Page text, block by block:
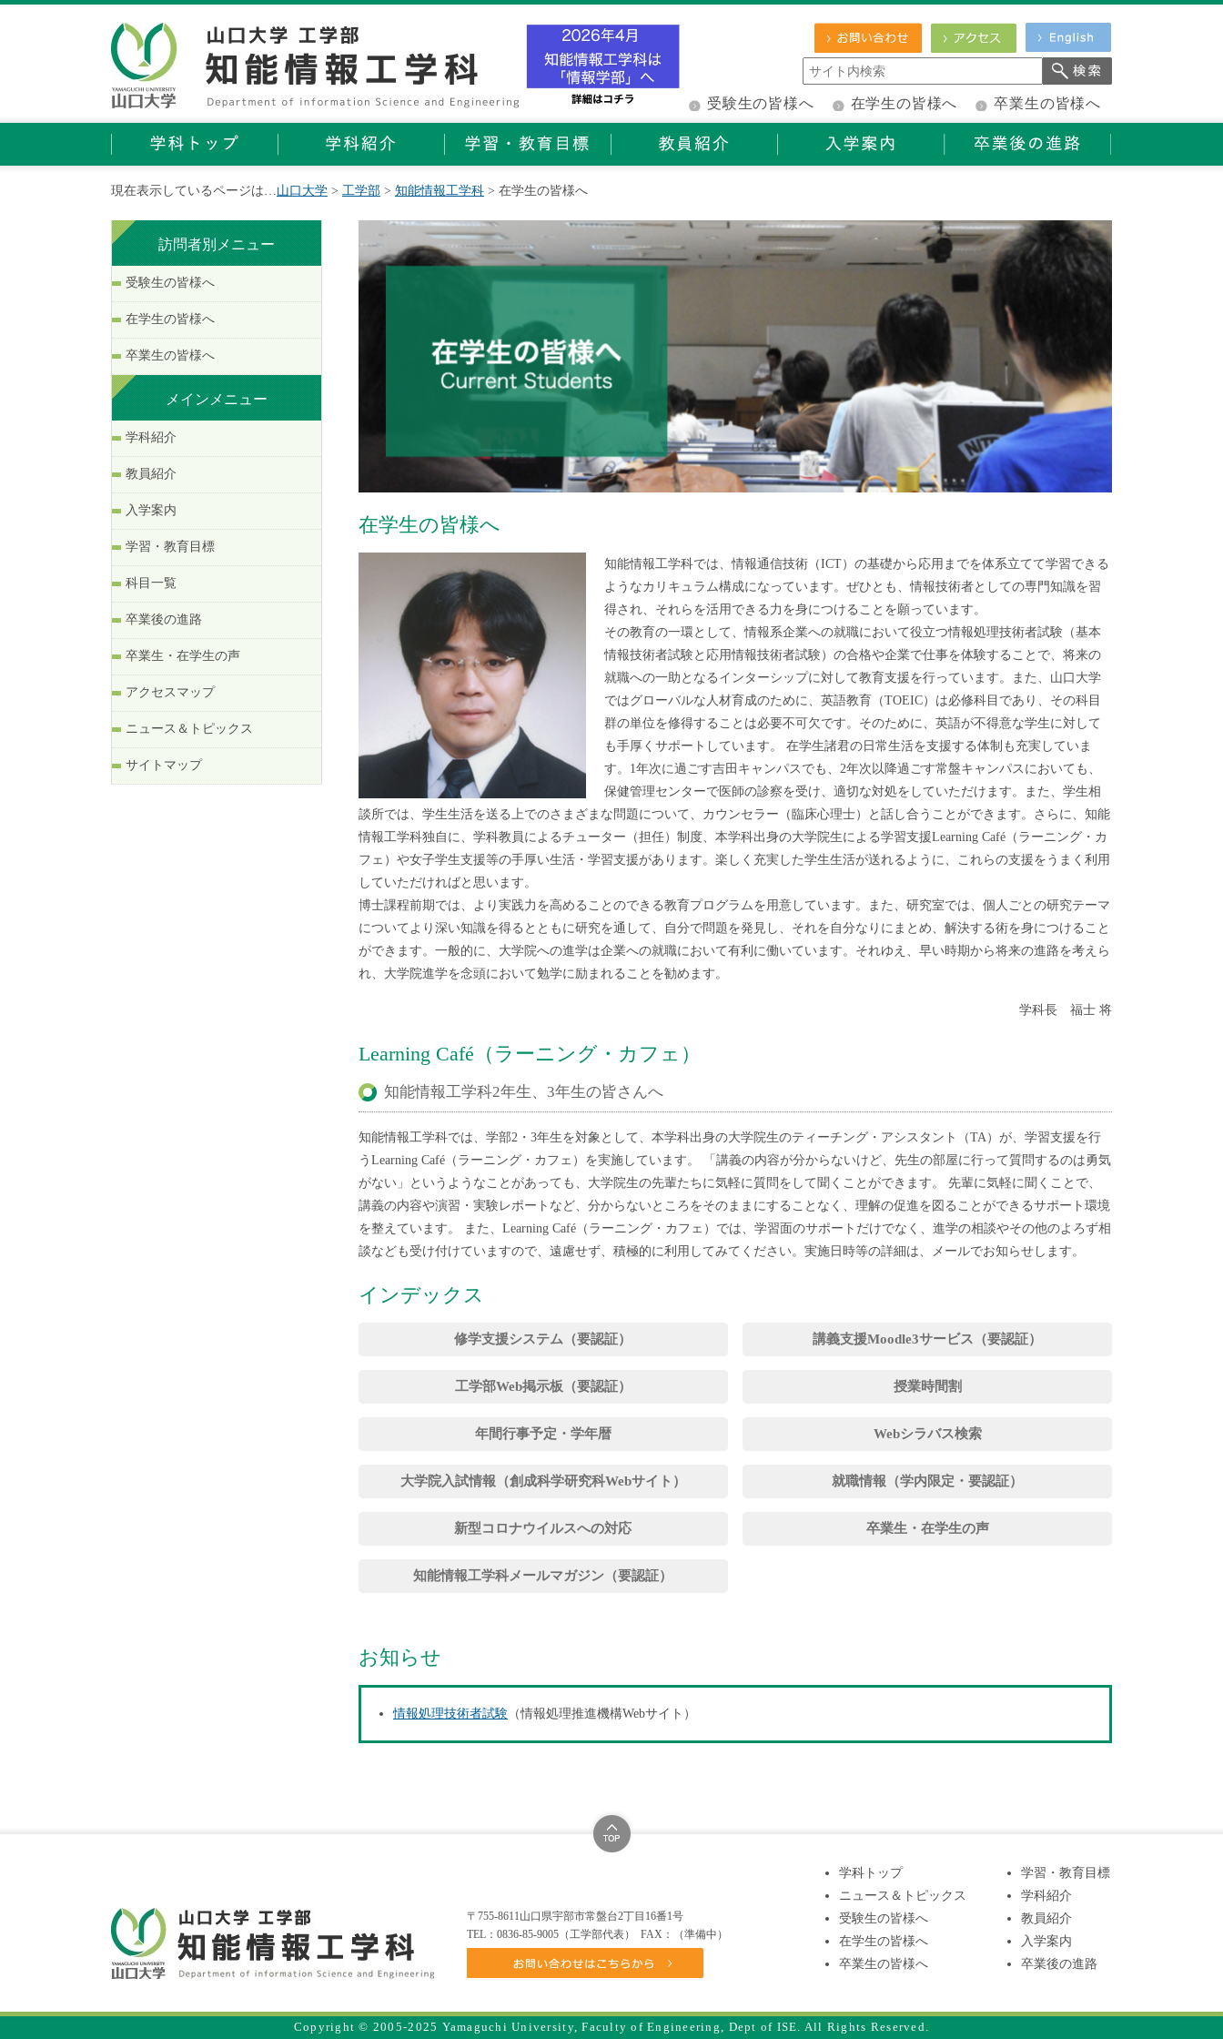
受験生の皆様へ 在学生の皆様へ 卒業生の皆様へ
現在表示しているページは…山口大学 > 工学部 > 知能情報工学科 > 在学生の皆様へ
訪問者別メニュー
受験生の皆様へ
在学生の皆様へ
卒業生の皆様へ
メインメニュー
学科紹介
教員紹介
入学案内
学習・教育目標
科目一覧
卒業後の進路
卒業生・在学生の声
アクセスマップ
ニュース＆トピックス
サイトマップ
在学生の皆様へ
知能情報工学科では、情報通信技術（ICT）の基礎から応用までを体系立てて学習できる
ようなカリキュラム構成になっています。ぜひとも、情報技術者としての専門知識を習
得され、それらを活用できる力を身につけることを願っています。
その教育の一環として、情報系企業への就職において役立つ情報処理技術者試験（基本
情報技術者試験と応用情報技術者試験）の合格や企業で仕事を体験することで、将来の
就職への一助となるインターシップに対して教育支援を行っています。また、山口大学
ではグローバルな人材育成のために、英語教育（TOEIC）は必修科目であり、その科目
群の単位を修得することは必要不可欠です。そのために、英語が不得意な学生に対して
も手厚くサポートしています。 在学生諸君の日常生活を支援する体制も充実していま
す。1年次に過ごす吉田キャンパスでも、2年次以降過ごす常盤キャンパスにおいても、
保健管理センターで医師の診察を受け、適切な対処をしていただけます。また、学生相
談所では、学生生活を送る上でのさまざまな問題について、カウンセラー（臨床心理士）と話し合うことができます。さらに、知能
情報工学科独自に、学科教員によるチューター（担任）制度、本学科出身の大学院生による学習支援Learning Café（ラーニング・カ
フェ）や女子学生支援等の手厚い生活・学習支援があります。楽しく充実した学生生活が送れるように、これらの支援をうまく利用
していただければと思います。
博士課程前期では、より実践力を高めることのできる教育プログラムを用意しています。また、研究室では、個人ごとの研究テーマ
についてより深い知識を得るとともに研究を通して、自分で問題を発見し、それを自分なりにまとめ、解決する術を身につけること
ができます。一般的に、大学院への進学は企業への就職において有利に働いています。それゆえ、早い時期から将来の進路を考えら
れ、大学院進学を念頭において勉学に励まれることを勧めます。
学科長 福士 将
Learning Café（ラーニング・カフェ）
知能情報工学科2年生、3年生の皆さんへ
知能情報工学科では、学部2・3年生を対象として、本学科出身の大学院生のティーチング・アシスタント（TA）が、学習支援を行
うLearning Café（ラーニング・カフェ）を実施しています。 「講義の内容が分からないけど、先生の部屋に行って質問するのは勇気
がない」というようなことがあっても、大学院生の先輩たちに気軽に質問をして聞くことができます。 先輩に気軽に聞くことで、
講義の内容や演習・実験レポートなど、分からないところをそのままにすることなく、理解の促進を図ることができるサポート環境
を整えています。 また、Learning Café（ラーニング・カフェ）では、学習面のサポートだけでなく、進学の相談やその他のよろず相
談なども受け付けていますので、遠慮せず、積極的に利用してみてください。実施日時等の詳細は、メールでお知らせします。
インデックス
修学支援システム（要認証）
工学部Web掲示板（要認証）
年間行事予定・学年暦
大学院入試情報（創成科学研究科Webサイト）
新型コロナウイルスへの対応
知能情報工学科メールマガジン（要認証）
講義支援Moodle3サービス（要認証）
授業時間割
Webシラバス検索
就職情報（学内限定・要認証）
卒業生・在学生の声
お知らせ
情報処理技術者試験 （情報処理推進機構Webサイト）
〒755-8611山口県宇部市常盤台2丁目16番1号
TEL：0836-85-9005（工学部代表） FAX：（準備中）
学科トップ
ニュース＆トピックス
受験生の皆様へ
在学生の皆様へ
卒業生の皆様へ
学習・教育目標
学科紹介
教員紹介
入学案内
卒業後の進路
Copyright © 2005-2025 Yamaguchi University, Faculty of Engineering, Dept of ISE. All Rights Reserved.